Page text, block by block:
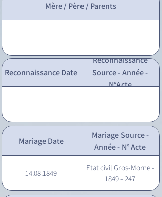
Mère / Père / Parents
Reconnaissance Date
Reconnaissance
Source - Année -
N°Acte
Mariage Date
Mariage Source -
Année - N° Acte
14.08.1849
Etat civil Gros-Morne -
1849 - 247